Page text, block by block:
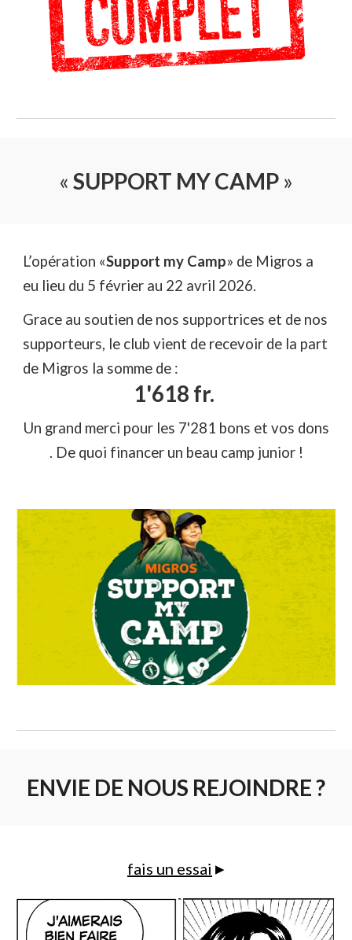
« SUPPORT MY CAMP »
L’opération «Support my Camp» de Migros a
eu lieu du 5 février au 22 avril 2026.
Grace au soutien de nos supportrices et de nos
supporteurs, le club vient de recevoir de la part
de Migros la somme de :
1'618 fr.
Un grand merci pour les 7'281 bons et vos dons
. De quoi financer un beau camp junior !
ENVIE DE NOUS REJOINDRE ?
fais un essai ▸